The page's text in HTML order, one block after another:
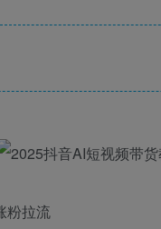
粉拉流